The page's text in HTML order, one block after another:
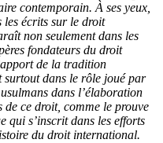
contemporain. À ses yeux,
les écrits sur le droit
non seulement dans les
fondateurs du droit
de la tradition
surtout dans le rôle joué par
dans l’élaboration
de ce droit, comme le prouve
qui s’inscrit dans les efforts
du droit international.